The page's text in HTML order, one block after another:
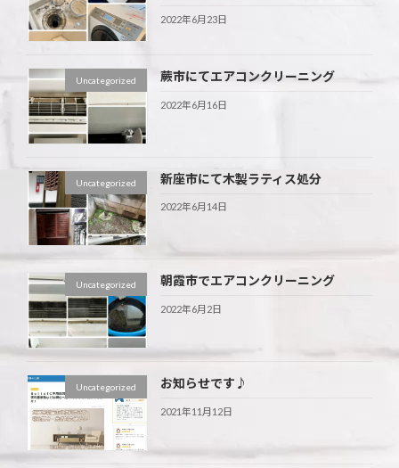
2022年6月23日
Uncategorized 蕨市にてエアコンクリーニング
2022年6月16日
Uncategorized 新座市にて木製ラティス処分
2022年6月14日
Uncategorized 朝霞市でエアコンクリーニング
2022年6月2日
Uncategorized お知らせです♪
2021年11月12日